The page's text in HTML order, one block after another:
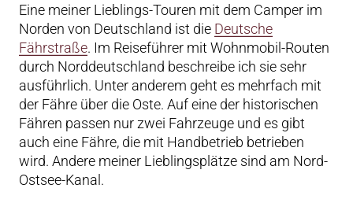
Eine meiner Lieblings-Touren mit dem Camper im
Norden von Deutschland ist die Deutsche
Fährstraße. Im Reiseführer mit Wohnmobil-Routen
durch Norddeutschland beschreibe ich sie sehr
ausführlich. Unter anderem geht es mehrfach mit
der Fähre über die Oste. Auf eine der historischen
Fähren passen nur zwei Fahrzeuge und es gibt
auch eine Fähre, die mit Handbetrieb betrieben
wird. Andere meiner Lieblingsplätze sind am Nord-
Ostsee-Kanal.